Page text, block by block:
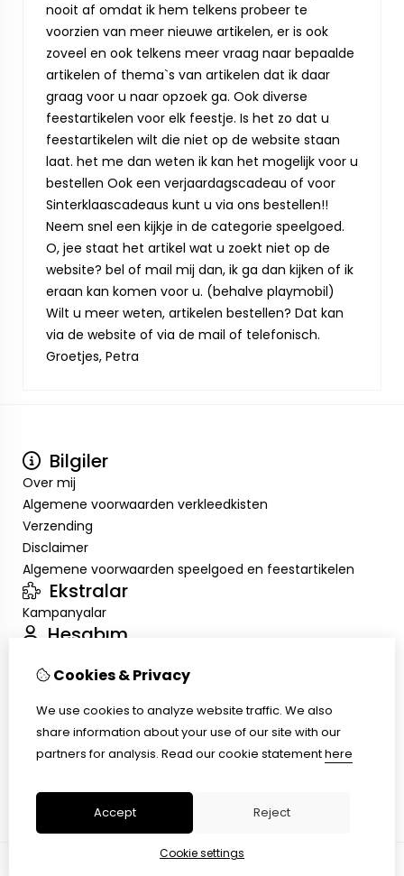
nooit af omdat ik hem telkens probeer te
voorzien van meer nieuwe artikelen, er is ook
zoveel en ook telkens meer vraag naar bepaalde
artikelen of thema`s van artikelen dat ik daar
graag voor u naar opzoek ga. Ook diverse
feestartikelen voor elk feestje. Is het zo dat u
feestartikelen wilt die niet op de website staan
laat. het me dan weten ik kan het mogelijk voor u
bestellen Ook een verjaardagscadeau of voor
Sinterklaascadeaus kunt u via ons bestellen!!
Neem snel een kijkje in de categorie speelgoed.
O, jee staat het artikel wat u zoekt niet op de
website? bel of mail mij dan, ik ga dan kijken of ik
eraan kan komen voor u. (behalve playmobil)
Wilt u meer weten, artikelen bestellen? Dat kan
via de website of via de mail of telefonisch.
Groetjes, Petra
Bilgiler
Over mij
Algemene voorwaarden verkleedkisten
Verzending
Disclaimer
Algemene voorwaarden speelgoed en feestartikelen
Ekstralar
Kampanyalar
Hesabım
Sipariş Geçmişim
Müşteri Servisi
Ürün İadesi
Cookies & Privacy
We use cookies to analyze website traffic. We also
share information about your use of our site with our
partners for analysis. Read our cookie statementhere
Accept Reject
Cookie settings